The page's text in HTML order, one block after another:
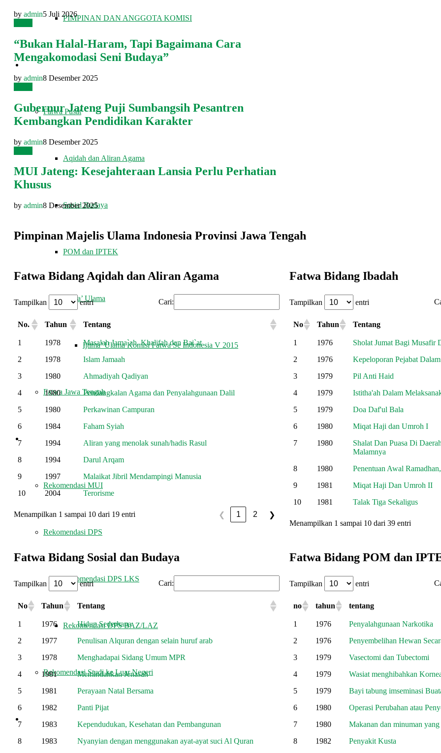
PIMPINAN DAN ANGGOTA KOMISI
FATWA DAN TAUSIAH
Fatwa Pusat
Aqidah dan Aliran Agama
Sosial Budaya
POM dan IPTEK
Ijtima’ Ulama
Ijtima’ Ulama Komisi Fatwa Se Indonesia V 2015
Fatwa Jawa Tengah
REKOMENDASI
Rekomendasi MUI
Rekomendasi DPS
Rekomendasi DPS LKS
Rekomendasi DPS BAZ/LAZ
Rekomendasi Studi ke Luar Negeri
by admin5 Juli 2026
“Bukan Halal-Haram, Tapi Bagaimana Cara
Mengakomodasi Seni Budaya”
by admin8 Desember 2025
Gubernur Jateng Puji Sumbangsih Pesantren
Kembangkan Pendidikan Karakter
by admin8 Desember 2025
MUI Jateng: Kesejahteraan Lansia Perlu Perhatian
Khusus
by admin8 Desember 2025
Pimpinan Majelis Ulama Indonesia Provinsi Jawa Tengah
Fatwa Bidang Aqidah dan Aliran Agama Fatwa Bidang Ibadah
Tampilkan entri Cari:
No. Tahun Tentang
1 1978
Masalah Jama`ah, Khalifah dan Bai`at
2
1978
Islam Jamaah
3
1980
Ahmadiyah Qadiyan
4
1980
Pendangkalan Agama dan Penyalahgunaan Dalil
5
1980
Perkawinan Campuran
6
1984
Faham Syiah
7
1994
Aliran yang menolak sunah/hadis Rasul
8
1994
Darul Arqam
9
1997
Malaikat Jibril Mendampingi Manusia
10
2004 Terorisme
Menampilkan 1 sampai 10 dari 19 entri ❮ 1 2 ❯
Tampilkan entri
No Tahun
Tentang
No
Tahun Tentang
1 1976
Sholat Jumat Bagi Musafir
2
1976
Kepeloporan Pejabat
3
1979
Pil Anti Haid
4
1979
Istitha'ah Dalam
5
1979
Doa Daf'ul Bala
6
1980
Miqat Haji dan Umroh I
7
1980
Shalat Dan Puasa Di
Malamnya
8
1980
Penentuan Awal
9
1981
Miqat Haji Dan Umroh II
10
1981 Talak Tiga Sekaligus
Menampilkan 1 sampai 10 dari 39 entri
Fatwa Bidang Sosial dan Budaya Fatwa Bidang POM dan
Tampilkan entri Cari:
No Tahun Tentang
1 1976
Hidup Sederhana
2
1977
Penulisan Alquran dengan selain huruf arab
3
1978
Menghadapai Sidang Umum MPR
4
1981
Memindahkan Jenasah
5
1981
Perayaan Natal Bersama
6
1982
Panti Pijat
7
1983
Kependudukan, Kesehatan dan Pembangunan
8
1983 Nyanyian dengan menggunakan ayat-ayat suci Al Quran
Tampilkan entri
no tahun tentang
1 1976
Penyalahgunaan Narkotika
2
1976
Penyembelihan Hewan
3
1979
Vasectomi dan Tubectomi
4
1979
Wasiat menghibahkan
5
1979
Bayi tabung imseminasi
6
1980
Operasi Perubahan atau
7
1980
Makanan dan minuman
8
1982 Penyakit Kusta